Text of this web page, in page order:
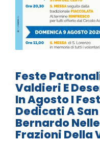
Feste
Valdieri E
In Agosto I
Dedicati A San
Bernardo
Frazioni Della